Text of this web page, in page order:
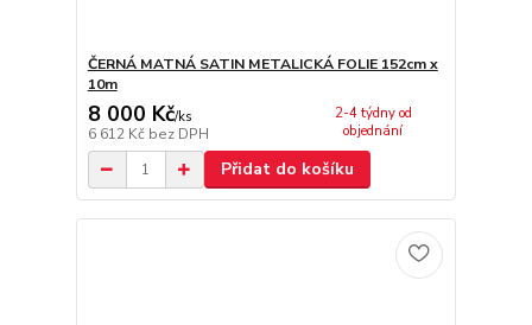
ČERNÁ MATNÁ SATIN METALICKÁ FOLIE 152cm x
10m
8 000 Kč/ks
6 612 Kč bez DPH
2-4 týdny od
objednání
Přidat do košíku